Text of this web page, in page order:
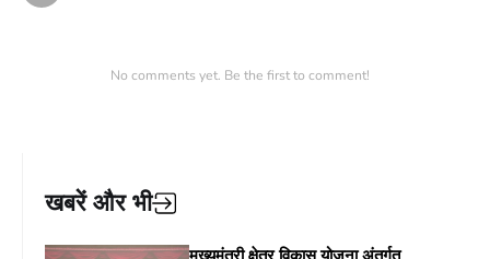
No comments yet. Be the first to comment!
खबरें और भी